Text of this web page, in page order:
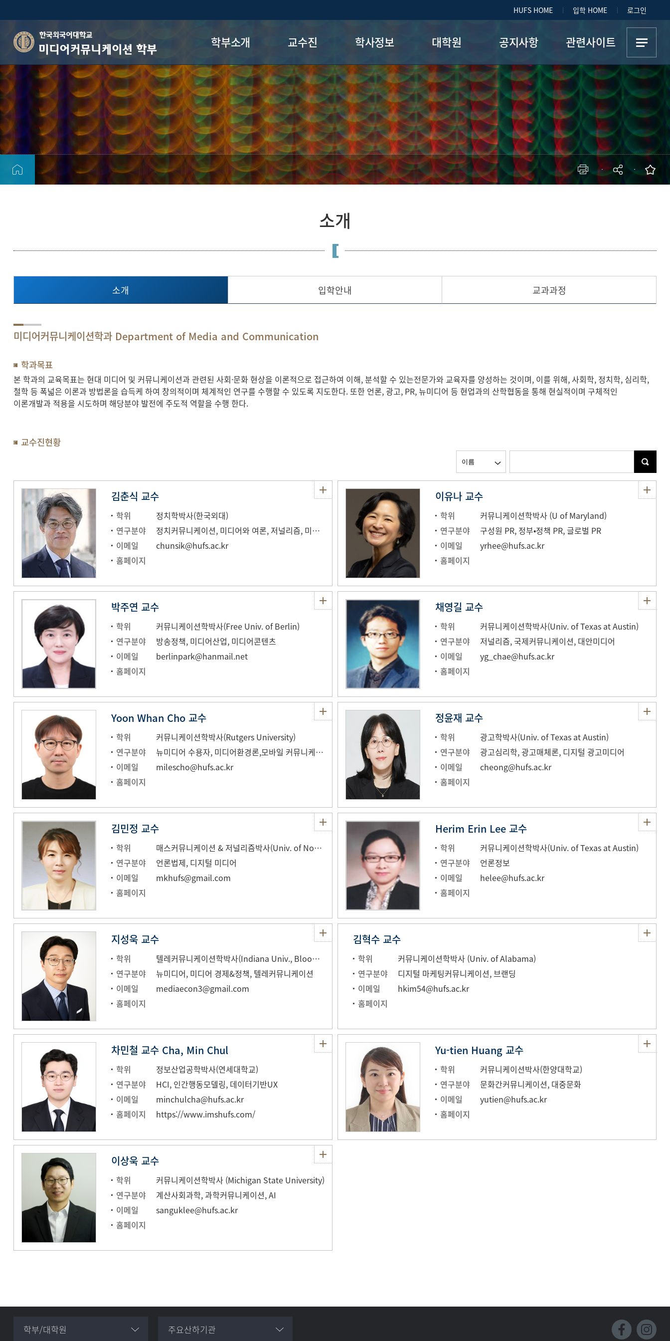
HUFS HOME 입학 HOME 로그인
미디어커뮤니케이션 학부 학부소개
학부장 인사말
전공소개
비전&미션
학생활동
관련시설
오시는 길
교수진
현직교수
명예교수
학사정보
전공로드맵
전공필수
세부전공교류
7+1제도
현장실습제도
졸업시험
대학원
일반대학원
글로벌미디어커뮤
니케이션대학원
정치행정언론대학
원
공지사항
학사공지
장학공지
홍보
커리어공지
대학원게시판
관련사이트
관련사이트
소개
소개 입학안내 교과과정
미디어커뮤니케이션학과 Department of Media and Communication
학과목표
본 학과의 교육목표는 현대 미디어 및 커뮤니케이션과 관련된 사회·문화 현상을 이론적으로 접근하여 이해, 분석할 수 있는전문가와 교육자를 양성하는 것이며, 이를 위해, 사회학, 정치학, 심리학,
철학 등 폭넓은 이론과 방법론을 습득케 하여 창의적이며 체계적인 연구를 수행할 수 있도록 지도한다. 또한 언론, 광고, PR, 뉴미디어 등 현업과의 산학협동을 통해 현실적이며 구체적인
이론개발과 적용을 시도하며 해당분야 발전에 주도적 역할을 수행 한다.
교수진현황
김춘식 교수
학위
정치학박사(한국외대)
연구분야
정치커뮤니케이션, 미디어와 여론, 저널리즘, 미디어내용분석
이메일
chunsik@hufs.ac.kr
홈페이지
이유나 교수
학위
커뮤니케이션학박사 (U of Maryland)
연구분야
구성원 PR, 정부•정책 PR, 글로벌 PR
이메일
yrhee@hufs.ac.kr
홈페이지
박주연 교수
학위
커뮤니케이션학박사(Free Univ. of Berlin)
연구분야
방송정책, 미디어산업, 미디어콘텐츠
이메일
berlinpark@hanmail.net
홈페이지
채영길 교수
학위
커뮤니케이션학박사(Univ. of Texas at Austin)
연구분야
저널리즘, 국제커뮤니케이션, 대안미디어
이메일
yg_chae@hufs.ac.kr
홈페이지
Yoon Whan Cho 교수
학위
커뮤니케이션학박사(Rutgers University)
연구분야
뉴미디어 수용자, 미디어환경론,모바일 커뮤니케이션
이메일
milescho@hufs.ac.kr
홈페이지
정윤재 교수
학위
광고학박사(Univ. of Texas at Austin)
연구분야
광고심리학, 광고매체론, 디지털 광고미디어
이메일
cheong@hufs.ac.kr
홈페이지
김민정 교수
학위
매스커뮤니케이션 & 저널리즘박사(Univ. of North Carolina at Chapel Hill)
연구분야
언론법제, 디지털 미디어
이메일
mkhufs@gmail.com
홈페이지
Herim Erin Lee 교수
학위
커뮤니케이션학박사(Univ. of Texas at Austin)
연구분야
언론정보
이메일
helee@hufs.ac.kr
홈페이지
지성욱 교수
학위
텔레커뮤니케이션학박사(Indiana Univ., Bloomington)
연구분야
뉴미디어, 미디어 경제&정책, 텔레커뮤니케이션
이메일
mediaecon3@gmail.com
홈페이지
김혁수 교수
학위
커뮤니케이션학박사 (Univ. of Alabama)
연구분야
디지털 마케팅커뮤니케이션, 브랜딩
이메일
hkim54@hufs.ac.kr
홈페이지
차민철 교수 Cha, Min Chul
학위
정보산업공학박사(연세대학교)
연구분야
HCI, 인간행동모델링, 데이터기반UX
이메일
minchulcha@hufs.ac.kr
홈페이지
https://www.imshufs.com/
Yu-tien Huang 교수
학위
커뮤니케이션박사(한양대학교)
연구분야
문화간커뮤니케이션, 대중문화
이메일
yutien@hufs.ac.kr
홈페이지
이상욱 교수
학위
커뮤니케이션학박사 (Michigan State University)
연구분야
계산사회과학, 과학커뮤니케이션, AI
이메일
sanguklee@hufs.ac.kr
홈페이지
학부/대학원 주요산하기관